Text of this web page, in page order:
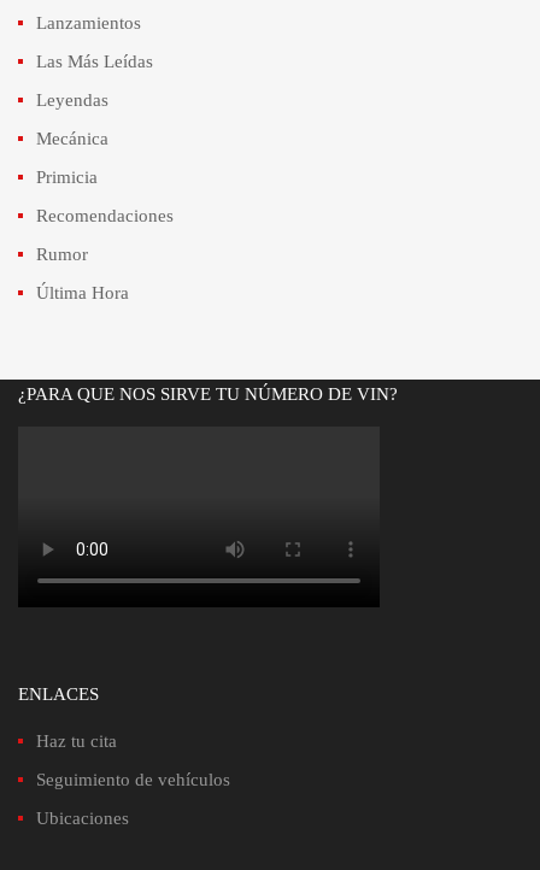
Lanzamientos
Las Más Leídas
Leyendas
Mecánica
Primicia
Recomendaciones
Rumor
Última Hora
¿PARA QUE NOS SIRVE TU NÚMERO DE VIN?
ENLACES
Haz tu cita
Seguimiento de vehículos
Ubicaciones